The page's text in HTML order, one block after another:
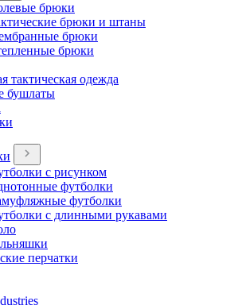
брюки
брюки и штаны
брюки
брюки
тактическая одежда
бушлаты
с рисунком
футболки
футболки
с длинными рукавами
перчатки